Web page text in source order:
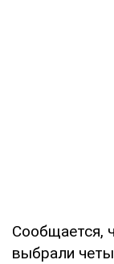
Сообщается,
выбрали